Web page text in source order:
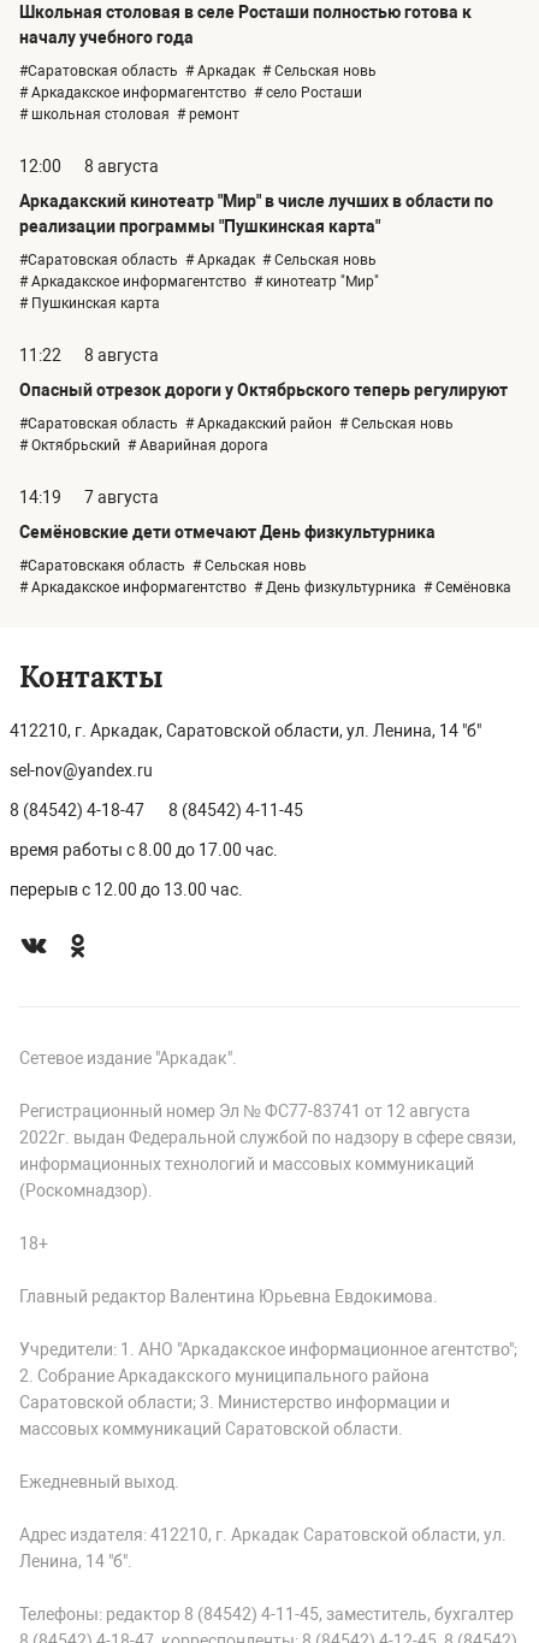
Школьная столовая в селе Росташи полностью готова к
началу учебного года
#Саратовская область # Аркадак # Сельская новь
# Аркадакское информагентство # село Росташи
# школьная столовая # ремонт
12:00
8 августа
Аркадакский кинотеатр "Мир" в числе лучших в области по
реализации программы "Пушкинская карта"
#Саратовская область # Аркадак # Сельская новь
# Аркадакское информагентство # кинотеатр "Мир"
# Пушкинская карта
11:22
8 августа
Опасный отрезок дороги у Октябрьского теперь регулируют
#Саратовская область # Аркадакский район # Сельская новь
# Октябрьский # Аварийная дорога
14:19
7 августа
Семёновские дети отмечают День физкультурника
#Саратовскакя область # Сельская новь
# Аркадакское информагентство # День физкультурника # Семёновка
Контакты
412210, г. Аркадак, Саратовской области, ул. Ленина, 14 "б"
sel-nov@yandex.ru
8 (84542) 4-18-47 8 (84542) 4-11-45
время работы с 8.00 до 17.00 час.
перерыв с 12.00 до 13.00 час.
Сетевое издание "Аркадак".
Регистрационный номер Эл № ФС77-83741 от 12 августа
2022г. выдан Федеральной службой по надзору в сфере связи,
информационных технологий и массовых коммуникаций
(Роскомнадзор).
18+
Главный редактор Валентина Юрьевна Евдокимова.
Учредители: 1. АНО "Аркадакское информационное агентство";
2. Собрание Аркадакского муниципального района
Саратовской области; 3. Министерство информации и
массовых коммуникаций Саратовской области.
Ежедневный выход.
Адрес издателя: 412210, г. Аркадак Саратовской области, ул.
Ленина, 14 "б".
Телефоны: редактор 8 (84542) 4-11-45, заместитель, бухгалтер